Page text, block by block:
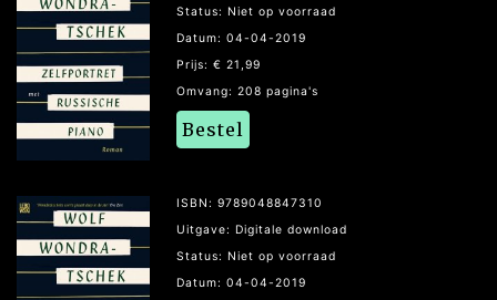
Status: Niet op voorraad
Datum: 04-04-2019
Prijs: € 21,99
Omvang: 208 pagina's
Bestel
ISBN: 9789048847310
Uitgave: Digitale download
Status: Niet op voorraad
Datum: 04-04-2019